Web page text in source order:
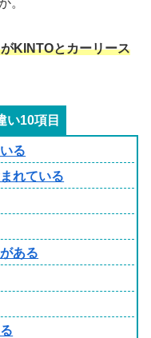
。
KINTOとカーリース
い10項目
る
れている
ある